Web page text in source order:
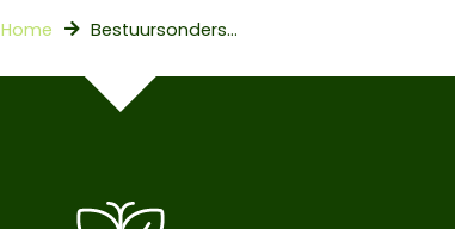
Home Bestuursondersteuner